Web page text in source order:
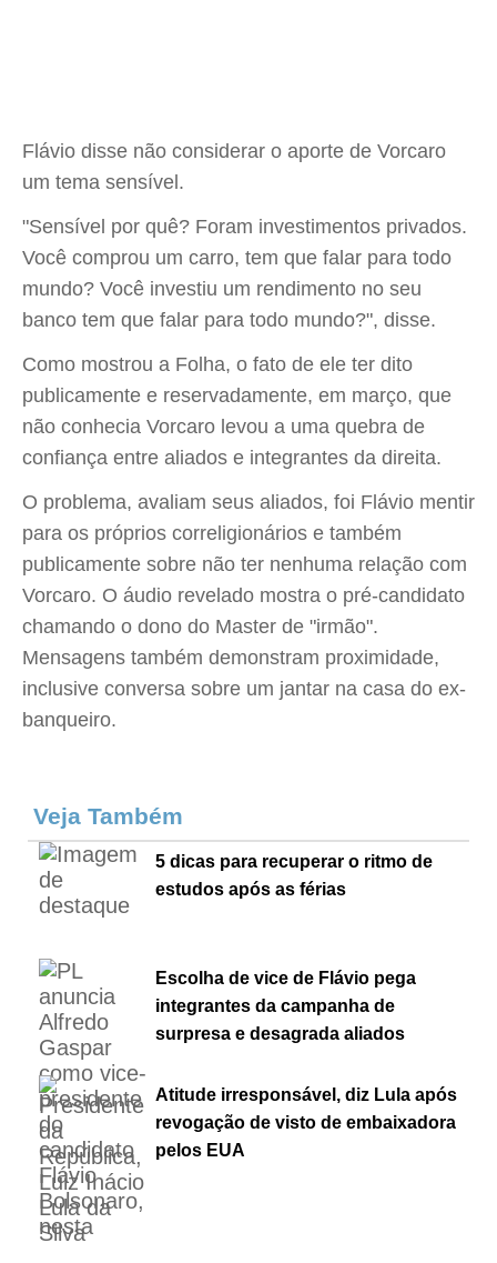
Flávio disse não considerar o aporte de Vorcaro
um tema sensível.
"Sensível por quê? Foram investimentos privados.
Você comprou um carro, tem que falar para todo
mundo? Você investiu um rendimento no seu
banco tem que falar para todo mundo?", disse.
Como mostrou a Folha, o fato de ele ter dito
publicamente e reservadamente, em março, que
não conhecia Vorcaro levou a uma quebra de
confiança entre aliados e integrantes da direita.
O problema, avaliam seus aliados, foi Flávio mentir
para os próprios correligionários e também
publicamente sobre não ter nenhuma relação com
Vorcaro. O áudio revelado mostra o pré-candidato
chamando o dono do Master de "irmão".
Mensagens também demonstram proximidade,
inclusive conversa sobre um jantar na casa do ex-
banqueiro.
Veja Também
5 dicas para recuperar o ritmo de
estudos após as férias
Escolha de vice de Flávio pega
integrantes da campanha de
surpresa e desagrada aliados
Atitude irresponsável, diz Lula após
revogação de visto de embaixadora
pelos EUA